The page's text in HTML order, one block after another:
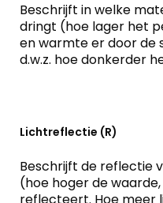
Beschrijft in welke
dringt (hoe lager het
en warmte er door de
d.w.z. hoe donkerder
Lichtreflectie (R)
Beschrijft de reflectie
(hoe hoger de